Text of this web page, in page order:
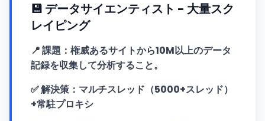
💾 データサイエンティスト - 大量スク
レイピング
📍課題：権威あるサイトから10M以上のデータ
記録を収集して分析すること。
✅解決策：マルチスレッド（5000+スレッド）
+常駐プロキシ